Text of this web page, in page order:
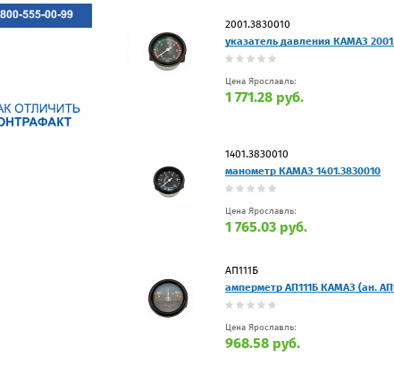
2001.3830010
указатель давления КАМАЗ
Цена Ярославль:
1 771.28 руб.
1401.3830010
манометр КАМАЗ 1401.3830010
Цена Ярославль:
1 765.03 руб.
АП111Б
амперметр АП111Б КАМАЗ (ан.
Цена Ярославль:
968.58 руб.